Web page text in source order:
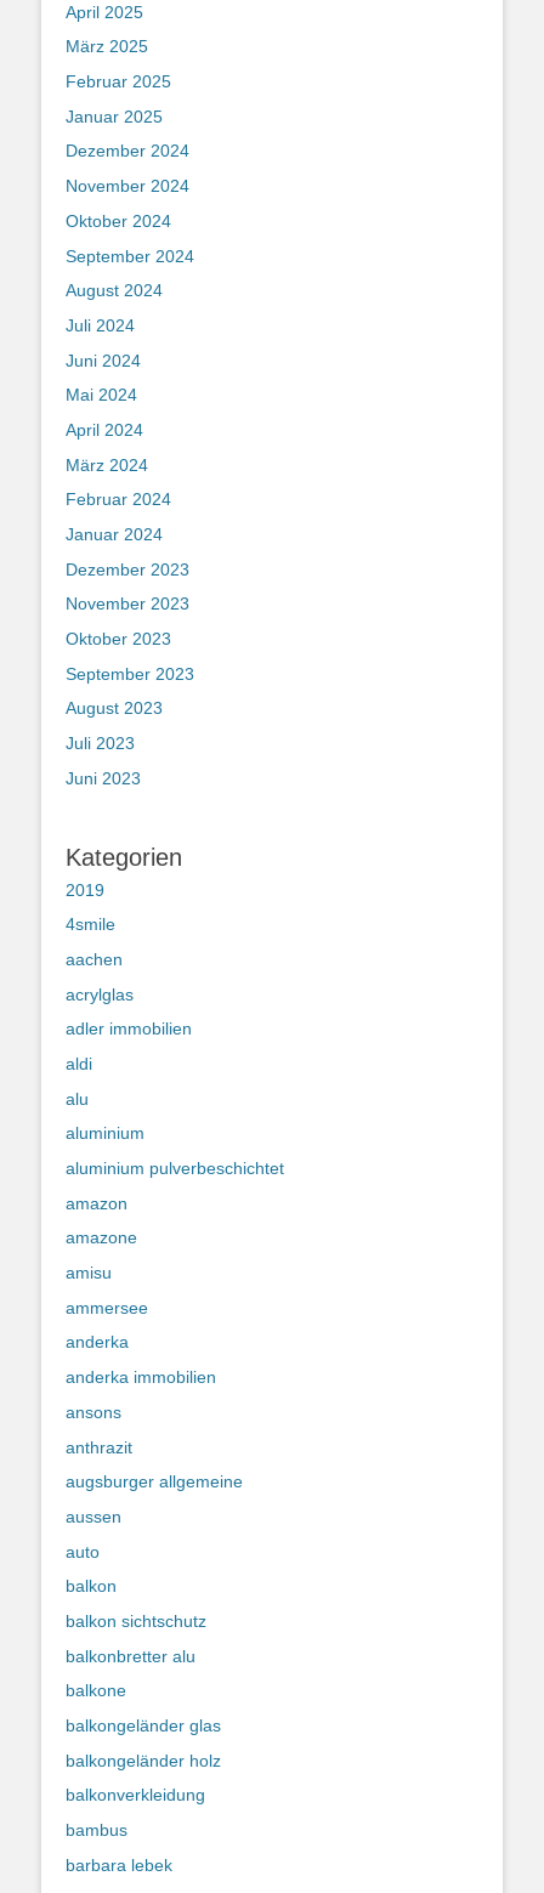
April 2025
März 2025
Februar 2025
Januar 2025
Dezember 2024
November 2024
Oktober 2024
September 2024
August 2024
Juli 2024
Juni 2024
Mai 2024
April 2024
März 2024
Februar 2024
Januar 2024
Dezember 2023
November 2023
Oktober 2023
September 2023
August 2023
Juli 2023
Juni 2023
Kategorien
2019
4smile
aachen
acrylglas
adler immobilien
aldi
alu
aluminium
aluminium pulverbeschichtet
amazon
amazone
amisu
ammersee
anderka
anderka immobilien
ansons
anthrazit
augsburger allgemeine
aussen
auto
balkon
balkon sichtschutz
balkonbretter alu
balkone
balkongeländer glas
balkongeländer holz
balkonverkleidung
bambus
barbara lebek